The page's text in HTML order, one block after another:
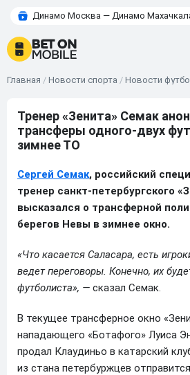
Динамо Москва — Динамо
Главная / Новости спорта / Новости
Тренер «Зенита» Семак
трансферы одного-двух
зимнее ТО
Сергей Семак, российский
тренер санкт-петербургского
высказался о трансферной
берегов Невы в зимнее окно.
«Что касается Саласара, есть
ведет переговоры. Конечно, их
футболиста», — сказал Семак.
В текущее трансферное окно
нападающего «Ботафого» Луиса
продал Клаудиньо в катарский
из стана петербуржцев